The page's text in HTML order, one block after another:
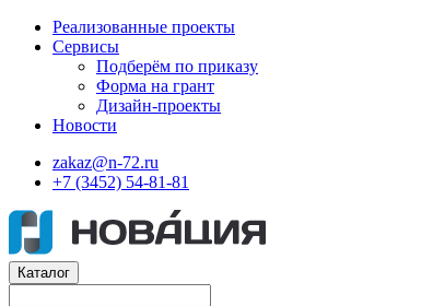
Реализованные проекты
Сервисы
Подберём по приказу
Форма на грант
Дизайн-проекты
Новости
zakaz@n-72.ru
+7 (3452) 54-81-81
Каталог